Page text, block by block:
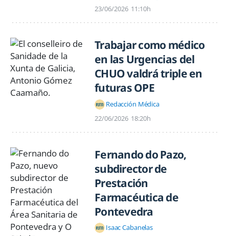
23/06/2026 11:10h
Trabajar como médico
en las Urgencias del
CHUO valdrá triple en
futuras OPE
Redacción Médica
22/06/2026 18:20h
Fernando do Pazo,
subdirector de
Prestación
Farmacéutica de
Pontevedra
Isaac Cabanelas